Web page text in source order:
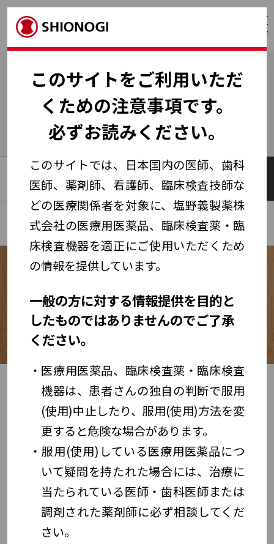
ログ
地域Web講演会
全国版Web講演会 地域Web講演会
Web説明会 Web講演会ガイド
メニューを開く
本日の地域Web講演会
各地域の状況やニーズに応じて、塩野義製薬株
式会社が主催または共催する地域型のWeb講
演会をご案内しておりますので、ぜひご視聴く
ださい。
参加者限定の講演会につきましては、予
このサイトをご利用いただ
くための注意事項です。
必ずお読みください。
このサイトでは、日本国内の医師、歯科
医師、薬剤師、看護師、臨床検査技師な
どの医療関係者を対象に、塩野義製薬株
式会社の医療用医薬品、臨床検査薬・臨
床検査機器を適正にご使用いただくため
の情報を提供しています。
一般の方に対する情報提供を目的と
したものではありませんのでご了承
ください。
医療用医薬品、臨床検査薬・臨床検査
機器は、患者さんの独自の判断で服用
(使用)中止したり、服用(使用)方法を変
更すると危険な場合があります。
服用(使用)している医療用医薬品につ
いて疑問を持たれた場合には、治療に
当たられている医師・歯科医師または
調剤された薬剤師に必ず相談してくだ
さい。